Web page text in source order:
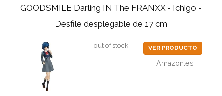
GOODSMILE Darling IN The FRANXX - Ichigo -
Desfile desplegable de 17 cm
out of stock VER PRODUCTO
Amazon.es